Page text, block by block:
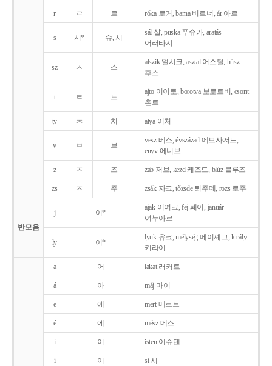
r ㄹ 르 róka 로커, barna 버르너, ár 아르
s 시* 슈, 시
sál 샬, puska 푸슈카, aratás
어러타시
sz ㅅ 스
alszik 얼시크, asztal 어스털, húsz
후스
t ㅌ 트
ajto 어이토, borotva 보로트버, csont
촌트
ty ㅊ 치 atya 어처
v ㅂ 브
vesz 베스, évszázad 에브사저드,
enyv 에니브
z ㅈ 즈 zab 저브, kezd 케즈드, blúz 블루즈
zs ㅈ 주 zsák 자크, tőzsde 퇴주데, rozs 로주
반모음
j 이*
ajak 어여크, fej 페이, január
여누아르
ly 이*
lyuk 유크, mélység 메이셰그, király
키라이
a 어 lakat 러커트
á 아 máj 마이
e 에 mert 메르트
é 에 mész 메스
i 이 isten 이슈텐
í 이 sí 시